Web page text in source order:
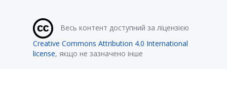
Весь контент доступний за ліцензією
Creative Commons Attribution 4.0 International
license, якщо не зазначено інше